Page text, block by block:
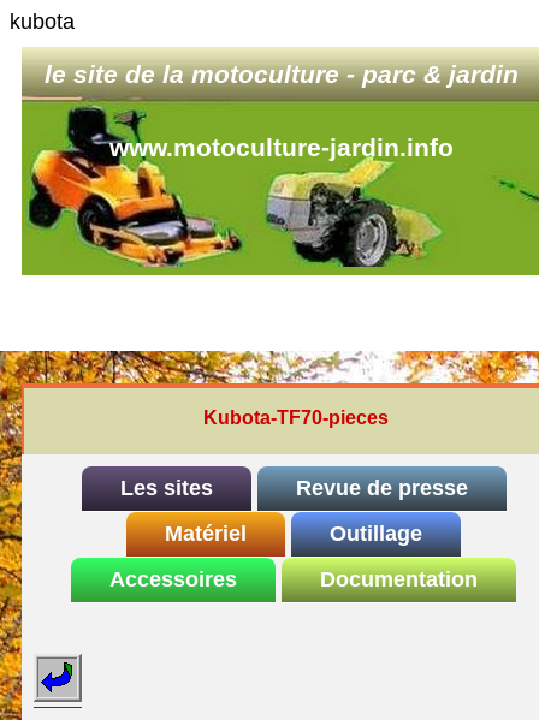
kubota
le site de la motoculture - parc & jardin
www.motoculture-jardin.info
Kubota-TF70-pieces
Les sites
INDEX
Le site de la
motoculture
Revue de presse
REDEXIM-et-Eliet
ELIET
Matériel
autoportee
SARP
Outillage
Affuteuse
Accessoires
Documentation